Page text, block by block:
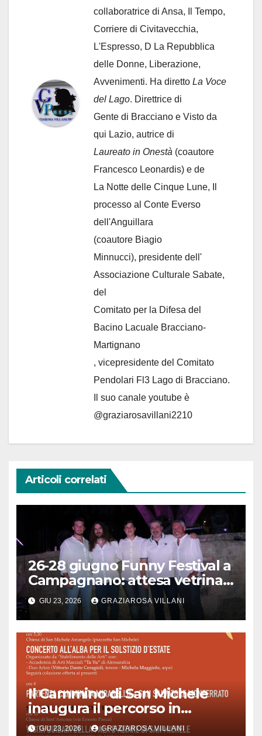
collaboratrice di Ansa, Il Tempo,
Corriere di Civitavecchia,
L'Espresso, D La Repubblica
delle Donne, Liberazione,
Avvenimenti. Ha diretto La Voce
del Lago. Direttrice di
Gente di Bracciano e Visto da
qui Lazio, autrice di
Laureato in Onestà (coautore
Francesco Leonardis) e de
La Notte delle Cinque Lune, Il
processo al Conte Everso
dell'Anguillara
(coautore Biagio
Minnucci), presidente dell'
Associazione Culturale Sabate,
del
Comitato per la Difesa del
Bacino Lacuale Bracciano-
Martignano
, vicepresidente del Comitato
Pendolari Fl3 Lago di Bracciano.
Il suo canale youtube è
@graziarosavillani2210
Articoli correlati
26-28 giugno Funny Festival a
Campagnano: attesa vetrina
canora
GIU 23, 2026 GRAZIAROSA VILLANI
Il Cammino di San Michele
inaugura il percorso in
Piemonte
GIU 23, 2026 GRAZIAROSA VILLANI